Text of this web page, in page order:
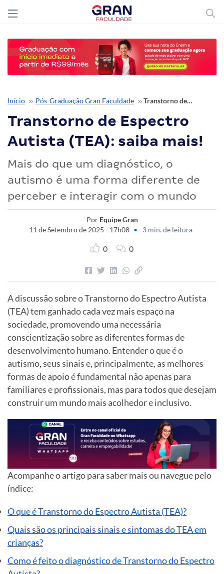
Início ›› Pós-Graduação Gran Faculdade ›› Transtorno de Espectro Autista (TEA): saiba mais!
Transtorno de Espectro
Autista (TEA): saiba mais!
Mais do que um diagnóstico, o
autismo é uma forma diferente de
perceber e interagir com o mundo
Por Equipe Gran
11 de Setembro de 2025 - 17h08 • 3 min. de leitura
0 0
A discussão sobre o Transtorno do Espectro Autista
(TEA) tem ganhado cada vez mais espaço na
sociedade, promovendo uma necessária
conscientização sobre as diferentes formas de
desenvolvimento humano. Entender o que é o
autismo, seus sinais e, principalmente, as melhores
formas de apoio é fundamental não apenas para
familiares e profissionais, mas para todos que desejam
construir um mundo mais acolhedor e inclusivo.
Acompanhe o artigo para saber mais ou navegue pelo
índice:
O que é Transtorno do Espectro Autista (TEA)?
Quais são os principais sinais e sintomas do TEA em
crianças?
Como é feito o diagnóstico de Transtorno do Espectro